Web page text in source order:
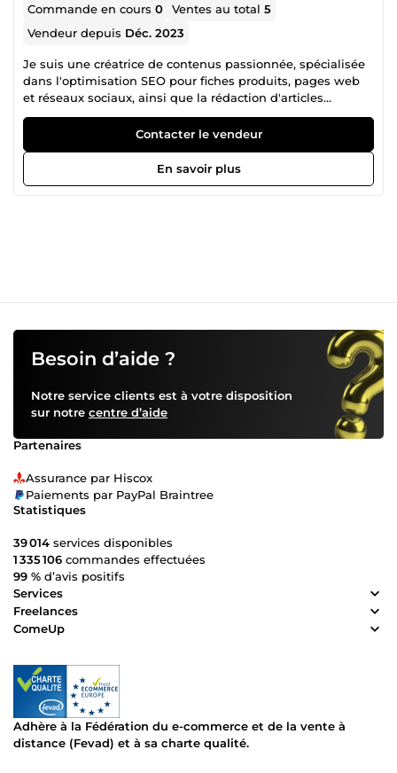
Commande en cours0 Ventes au total5
Vendeur depuis Déc. 2023
Je suis une créatrice de contenus passionnée, spécialisée
dans l'optimisation SEO pour fiches produits, pages web
et réseaux sociaux, ainsi que la rédaction d'articles
percutants. Avec une touche artistique unique, je
transforme des mots en œuvres numériques qui brillent
sur le web.
Contacter le vendeur
En savoir plus
Besoin d’aide ?
Notre service clients est à votre disposition
sur notre centre d’aide
Partenaires
Assurance par Hiscox
Paiements par PayPal Braintree
Statistiques
39 014 services disponibles
1 335 106 commandes effectuées
99 % d’avis positifs
Services
Freelances
ComeUp
Adhère à la Fédération du e-commerce et de la vente à
distance (Fevad) et à sa charte qualité.